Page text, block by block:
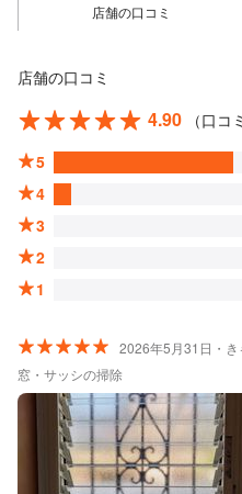
店舗の口コミ
店舗の口コミ
4.90
（口コ
5
4
3
2
1
2026年5月31日・き
窓・サッシの掃除